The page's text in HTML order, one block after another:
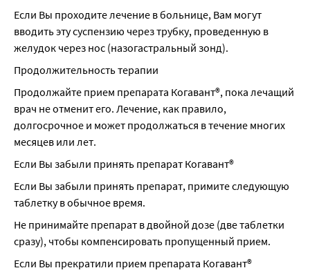
Если Вы проходите лечение в больнице, Вам могут
вводить эту суспензию через трубку, проведенную в
желудок через нос (назогастральный зонд).
Продолжительность терапии
Продолжайте прием препарата Когавант®, пока лечащий
врач не отменит его. Лечение, как правило,
долгосрочное и может продолжаться в течение многих
месяцев или лет.
Если Вы забыли принять препарат Когавант®
Если Вы забыли принять препарат, примите следующую
таблетку в обычное время.
Не принимайте препарат в двойной дозе (две таблетки
сразу), чтобы компенсировать пропущенный прием.
Если Вы прекратили прием препарата Когавант®